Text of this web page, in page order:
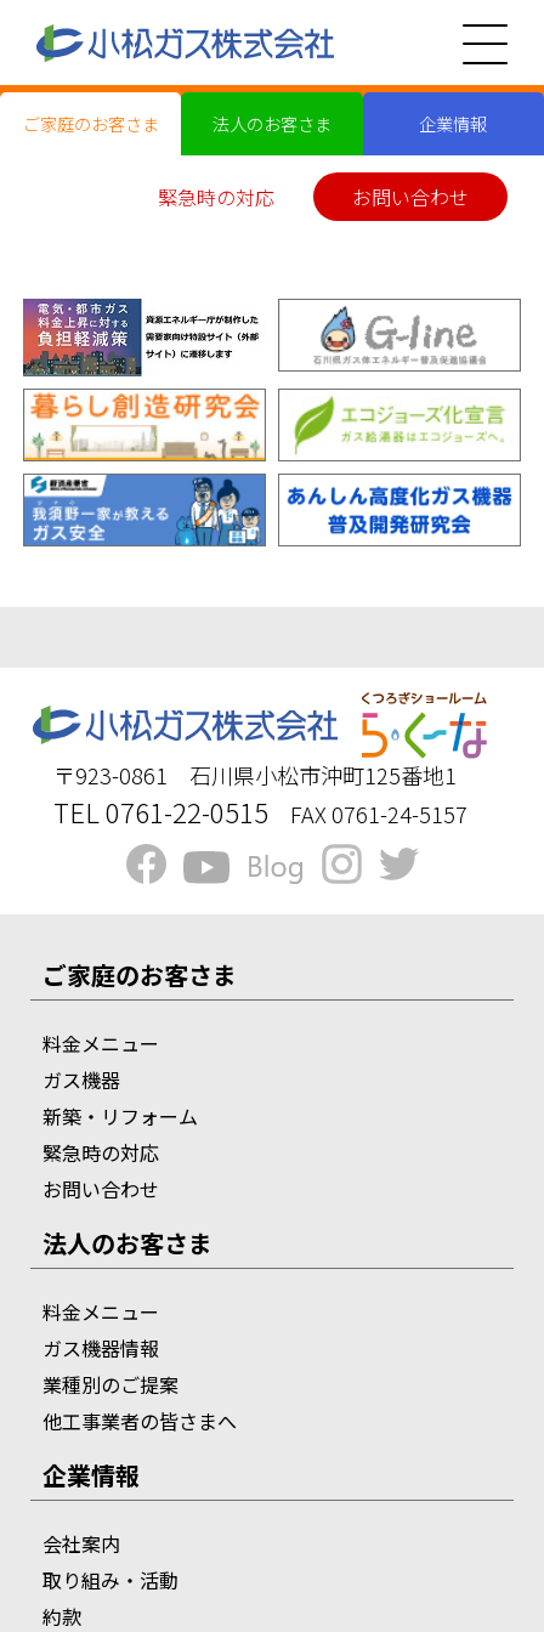
ご家庭のお客さま 法人のお客さま 企業情報
緊急時の対応 お問い合わせ
〒923-0861 石川県小松市沖町125番地1
TEL 0761-22-0515 FAX 0761-24-5157
ご家庭のお客さま
料金メニュー
ガス機器
新築・リフォーム
緊急時の対応
お問い合わせ
法人のお客さま
料金メニュー
ガス機器情報
業種別のご提案
他工事業者の皆さまへ
企業情報
会社案内
取り組み・活動
約款